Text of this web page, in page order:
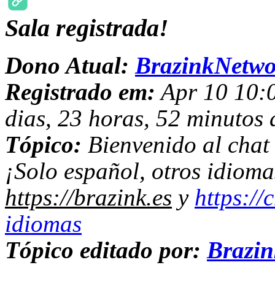
Sala registrada!
Dono Atual:
Registrado em: Apr 10
dias, 23 horas, 52 minutos
Tópico: Bienvenido al
¡Solo español, otros
https://brazink.es y https://
idiomas
Tópico editado por: